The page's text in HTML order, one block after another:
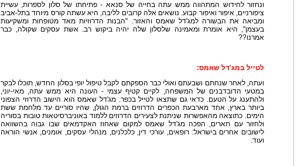
ונחזור לחידוש המתהווה ממש עתה בחייה של סנאא - פתיחתו של סלון לספרות, עשיית
ציפורניים, איפור ואיפור קבוע. נושאים אלה קרובים לליבה, היא עשתה קורס מיוחד בתל-אביב
ומביאה את הבשורה למג'דל שאמס והאזור. "הבנות הדרוזיות מאד מטופחות ומשקיעות
בעצמן", היא אומרת ומאמינה שלסלון שלה יהיה ביקוש רב. אשת עסקים שקולה, כבר
אמרנו??
לטייל במג'דל שאמס:
ועתה, לאחר שנחתם ושבעתם ואולי כבר הספקתם לקבל טיפול יופי בסלון החדש, תוכלו לבקר
במטעי הדובדבנים של המשפחה, לקיים קטיף עצמי - העונה היא ממש עתה, מאי-יוני,
ולהתענג על הטעם. כדאי גם שתצאו לטייל בכפר. מג'דל שאמס הוא הישוב הדרוזי הצפוני
ביותר בארץ, אחד מארבעת הכפרים הדרוזים ברמת הגולן, שהיו סוריים עד מלחמת ששת
הימים. כתוצאה מהאפשרות שניתנת לצעירים הדרוזים ללמוד באוניברסיטאות טובות בסוריה
ולחזור עם תארים, הפכה מג'דל שאמס למקום שאחוז האקדמאים שבו גבוה בהשוואה
לישובים אחרים בישראל: רופאים, עורכי דין, כלכלנים, מנהלי עסקים, אומנים, אנשי הוראה
ועוד.